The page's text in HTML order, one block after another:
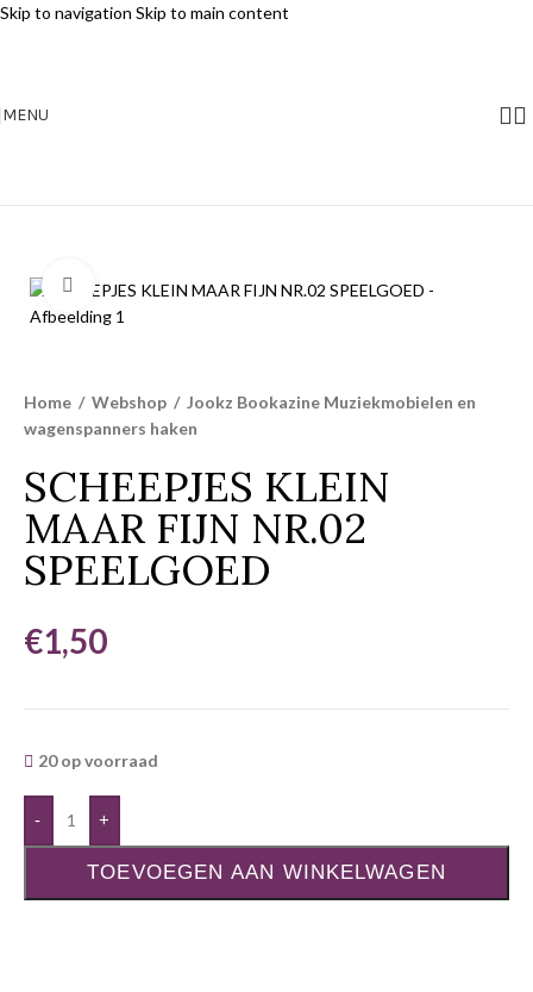
Skip to navigation Skip to main content
MENU
Klik voor vergroting
Home / Webshop / Jookz Bookazine Muziekmobielen en
wagenspanners haken
SCHEEPJES KLEIN
MAAR FIJN NR.02
SPEELGOED
€1,50
20 op voorraad
- +
TOEVOEGEN AAN WINKELWAGEN